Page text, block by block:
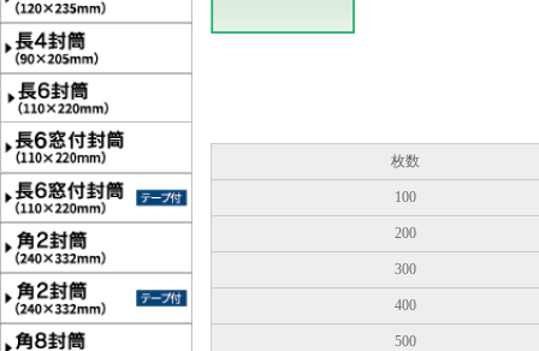
枚数
100
200
300
400
500